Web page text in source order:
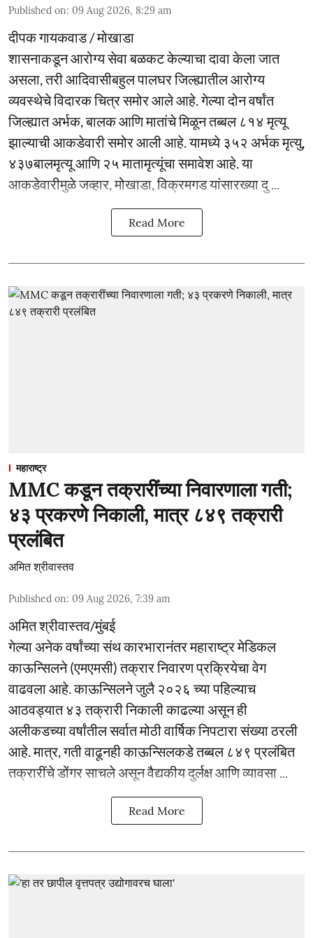
Published on: 09 Aug 2026, 8:29 am
दीपक गायकवाड / मोखाडा
शासनाकडून आरोग्य सेवा बळकट केल्याचा दावा केला जात
असला, तरी आदिवासीबहुल पालघर जिल्ह्यातील आरोग्य
व्यवस्थेचे विदारक चित्र समोर आले आहे. गेल्या दोन वर्षांत
जिल्ह्यात अर्भक, बालक आणि मातांचे मिळून तब्बल ८१४ मृत्यू
झाल्याची आकडेवारी समोर आली आहे. यामध्ये ३५२ अर्भक मृत्यु,
४३७बालमृत्यू आणि २५ मातामृत्यूंचा समावेश आहे. या
आकडेवारीमुळे जव्हार, मोखाडा, विक्रमगड यांसारख्या दु ...
Read More
महाराष्ट्र
MMC कडून तक्रारींच्या निवारणाला गती;
४३ प्रकरणे निकाली, मात्र ८४९ तक्रारी
प्रलंबित
अमित श्रीवास्तव
Published on: 09 Aug 2026, 7:39 am
अमित श्रीवास्तव/मुंबई
गेल्या अनेक वर्षांच्या संथ कारभारानंतर महाराष्ट्र मेडिकल
काऊन्सिलने (एमएमसी) तक्रार निवारण प्रक्रियेचा वेग
वाढवला आहे. काऊन्सिलने जुलै २०२६ च्या पहिल्याच
आठवड्यात ४३ तक्रारी निकाली काढल्या असून ही
अलीकडच्या वर्षांतील सर्वात मोठी वार्षिक निपटारा संख्या ठरली
आहे. मात्र, गती वाढूनही काऊन्सिलकडे तब्बल ८४९ प्रलंबित
तक्रारींचे डोंगर साचले असून वैद्यकीय दुर्लक्ष आणि व्यावसा ...
Read More